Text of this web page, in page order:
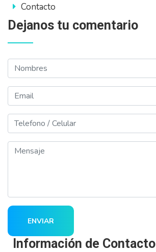
Contacto
Dejanos tu comentario
Nombres
Email
Telefono
Mensaje
ENVIAR
Información de Contacto